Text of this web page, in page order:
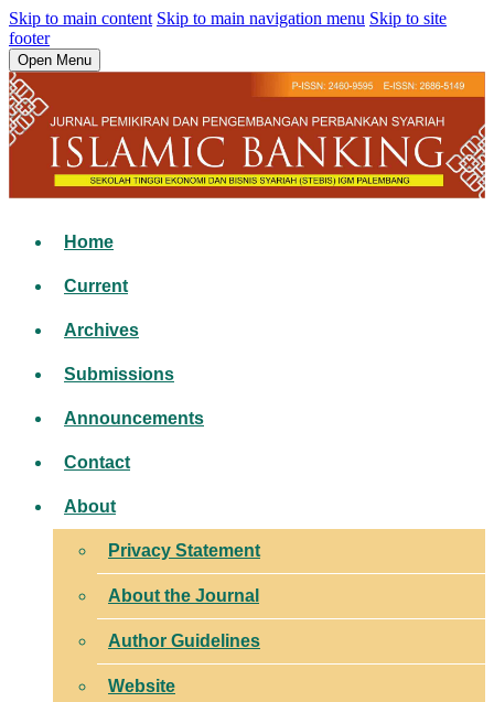
Skip to main content Skip to main navigation menu Skip to site
footer
Open Menu
Home
Current
Archives
Submissions
Announcements
Contact
About
Privacy Statement
About the Journal
Author Guidelines
Website